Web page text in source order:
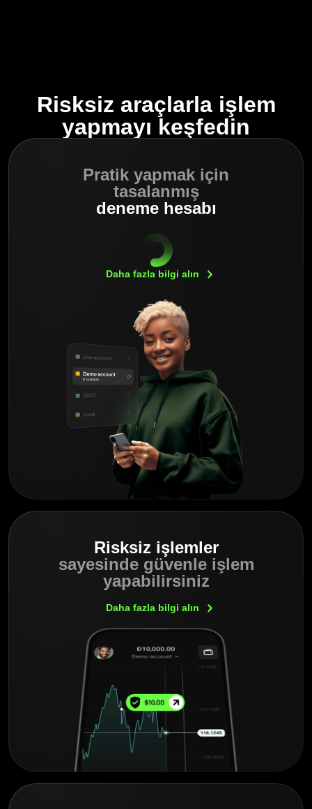
Risksiz araçlarla işlem
yapmayı keşfedin
Pratik yapmak için
tasalanmış
deneme hesabı
Daha fazla bilgi alın
Risksiz işlemler
sayesinde güvenle işlem
yapabilirsiniz
Daha fazla bilgi alın